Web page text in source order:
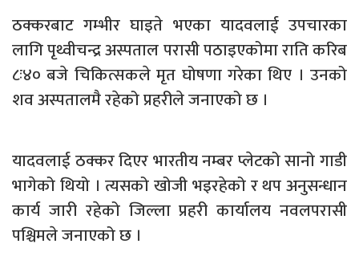
ठक्करबाट गम्भीर घाइते भएका यादवलाई उपचारका
लागि पृथ्वीचन्द्र अस्पताल परासी पठाइएकोमा राति करिब
८ः४० बजे चिकित्सकले मृत घोषणा गरेका थिए । उनको
शव अस्पतालमै रहेको प्रहरीले जनाएको छ ।
यादवलाई ठक्कर दिएर भारतीय नम्बर प्लेटको सानो गाडी
भागेको थियो । त्यसको खोजी भइरहेको र थप अनुसन्धान
कार्य जारी रहेको जिल्ला प्रहरी कार्यालय नवलपरासी
पश्चिमले जनाएको छ ।